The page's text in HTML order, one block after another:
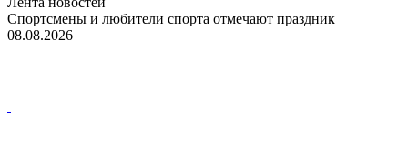
Спортсмены и любители спорта отмечают праздник
08.08.2026